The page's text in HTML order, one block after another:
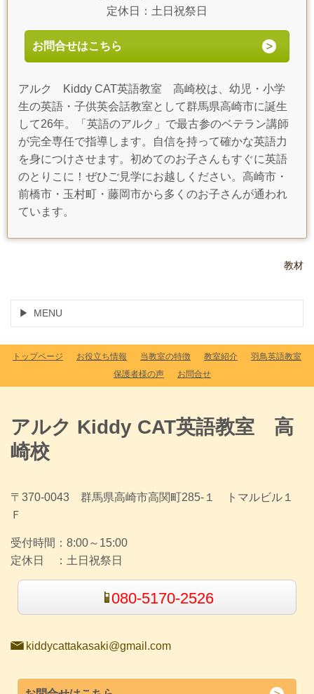
定休日：土日祝祭日
お問合せはこちら
アルク Kiddy CAT英語教室 高崎校は、幼児・小学
生の英語・子供英会話教室として群馬県高崎市に誕生
して26年。「英語のアルク」で最古参のベテラン講師
が完全専任で指導します。自信を持って確かな英語力
を身につけさせます。初めてのお子さんもすぐに英語
のとりこに！ぜひご見学にお越しください。高崎市・
前橋市・玉村町・藤岡市から多くのお子さんが通われ
ています。
教材
MENU
トップページ お役立ち情報 当教室の特徴 教室紹介
羽鳥英語教室
保護者様の声
お問合せ
アルク Kiddy CAT英語教室 高
崎校
〒370-0043 群馬県高崎市高関町285-１ トマルビル１
Ｆ
受付時間： 8:00～15:00
定休日 ： 土日祝祭日
080-5170-2526
kiddycattakasaki@gmail.com